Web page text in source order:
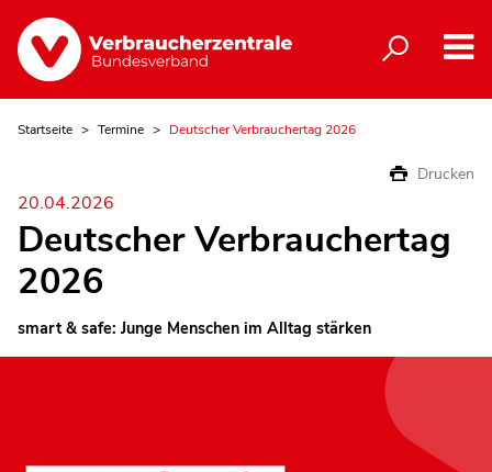
Startseite Termine Deutscher Verbrauchertag 2026
Drucken
20.04.2026
Deutscher Verbrauchertag
2026
smart & safe: Junge Menschen im Alltag stärken